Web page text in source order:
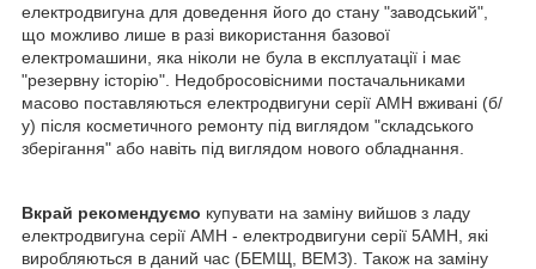
електродвигуна для доведення його до стану "заводський",
що можливо лише в разі використання базової
електромашини, яка ніколи не була в експлуатації і має
"резервну історію". Недобросовісними постачальниками
масово поставляються електродвигуни серії АМН вживані (б/
у) після косметичного ремонту під виглядом "складського
зберігання" або навіть під виглядом нового обладнання.
Вкрай рекомендуємо купувати на заміну вийшов з ладу
електродвигуна серії АМН - електродвигуни серії 5АМН, які
виробляються в даний час (БЕМЩ, ВЕМЗ). Також на заміну